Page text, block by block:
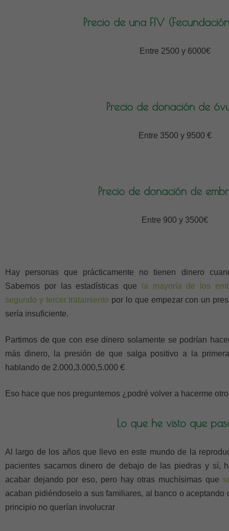
Precio de una FIV
Entre 2500 y 6000€
Precio de donación de
Entre 3500 y 9500 €
Precio de donación de
Entre 900 y 3500€
Hay personas que prácticamente no tienen dinero
Sabemos por las estadísticas que
la mayoría de los
segundo y tercer tratamiento por lo que empezar con un
sería insuficiente.
Partimos de que con ese dinero solamente se podrían
más dinero, la presión de que salga positivo a la
hablando de 2.000,3.000,5.000 €
Eso hace que nos preguntemos ¿podré volver a hacerme
Lo que he visto que
Al largo de los años que llevo en este mundo de la
pacientes sacamos dinero de debajo de las piedras y sí,
acabar dejando por eso, pero hay otras muchísimas que
acaban pidiéndoselo a sus familiares, al banco o aceptando
principio no querían involucrar